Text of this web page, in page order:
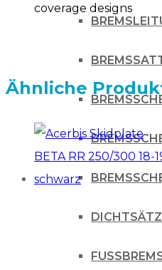
coverage designs
Ähnliche